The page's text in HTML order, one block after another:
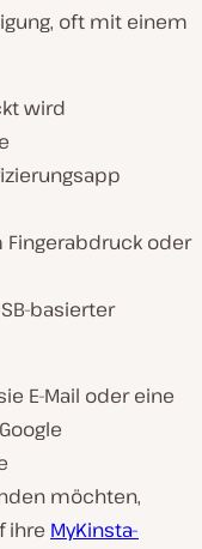
oft mit einem
wird
oder
basierter
E-Mail oder eine
möchten,
ihre MyKinsta-